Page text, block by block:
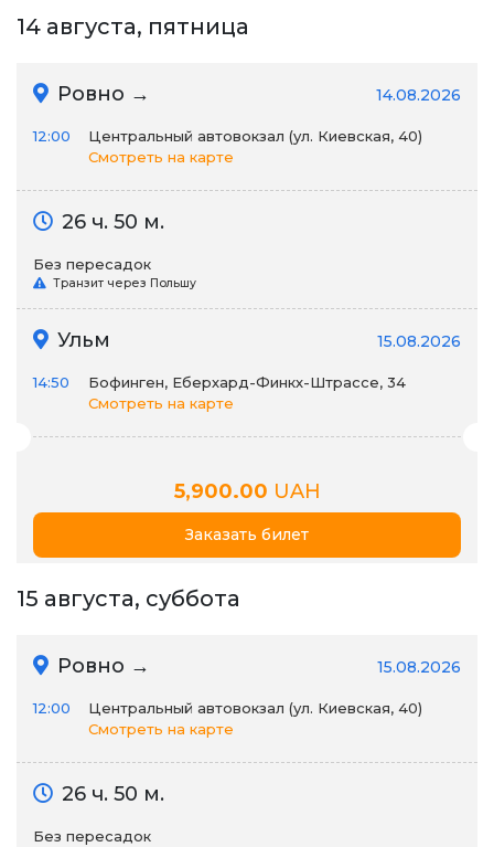
14 августа, пятница
Ровно → 14.08.2026
12:00
Центральный автовокзал (ул. Киевская, 40)
Смотреть на карте
26 ч. 50 м.
Без пересадок
Транзит через Польшу
Ульм 15.08.2026
14:50
Бофинген, Еберхард-Финкх-Штрассе, 34
Смотреть на карте
5,900.00 UAH
Заказать билет
15 августа, суббота
Ровно → 15.08.2026
12:00
Центральный автовокзал (ул. Киевская, 40)
Смотреть на карте
26 ч. 50 м.
Без пересадок